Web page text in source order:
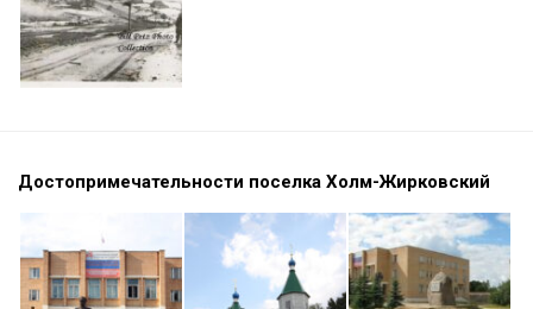
Достопримечательности поселка Холм-Жирковский